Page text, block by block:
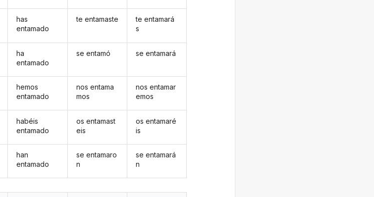
has
entamado
ha
entamado
hemos
entamado
habéis
entamado
han
entamado
te entamaste
se entamó
nos entama
mos
os entamast
eis
se entamaro
n
te entamará
s
se entamará
nos entamar
emos
os entamaré
is
se entamará
n